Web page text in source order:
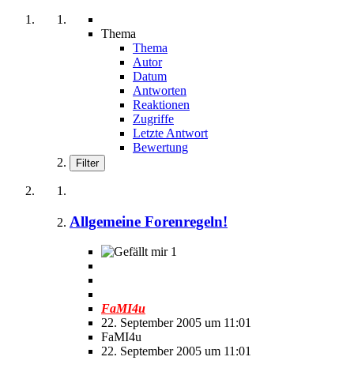
Thema
Thema
Autor
Datum
Antworten
Reaktionen
Zugriffe
Letzte Antwort
Bewertung
Filter
Allgemeine Forenregeln!
1
FaMI4u
22. September 2005 um 11:01
FaMI4u
22. September 2005 um 11:01